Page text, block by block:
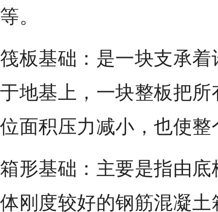
等。
筏板基础：是一块支承
于地基上，一块整板把
位面积压力减小，也使
箱形基础：主要是指由
体刚度较好的钢筋混凝